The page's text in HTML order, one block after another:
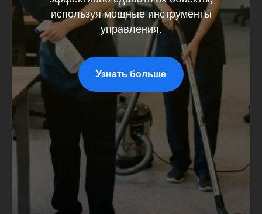
используя мощные инструменты
управления.
Узнать больше